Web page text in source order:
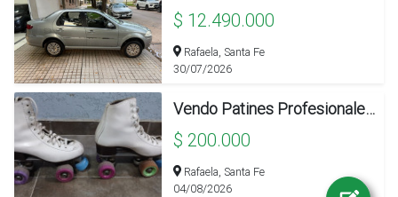
$ 12.490.000
Rafaela, Santa Fe
30/07/2026
Vendo Patines Profesionales 33/36
$ 200.000
Rafaela, Santa Fe
04/08/2026